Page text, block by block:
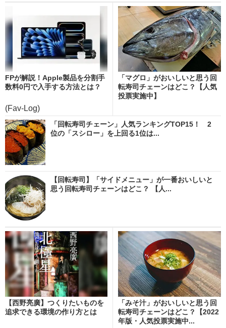
FPが解説！Apple製品を分割手
数料0円で入手する方法とは？
(Fav-Log)
「マグロ」がおいしいと思う回
転寿司チェーンはどこ？【人気
投票実施中】
「回転寿司チェーン」人気ランキングTOP15！ 2
位の「スシロー」を上回る1位は...
【回転寿司】「サイドメニュー」が一番おいしいと
思う回転寿司チェーンはどこ？ 【人...
【西野亮廣】つくりたいものを
追求できる環境の作り方とは
「みそ汁」がおいしいと思う回
転寿司チェーンはどこ？【2022
年版・人気投票実施中...